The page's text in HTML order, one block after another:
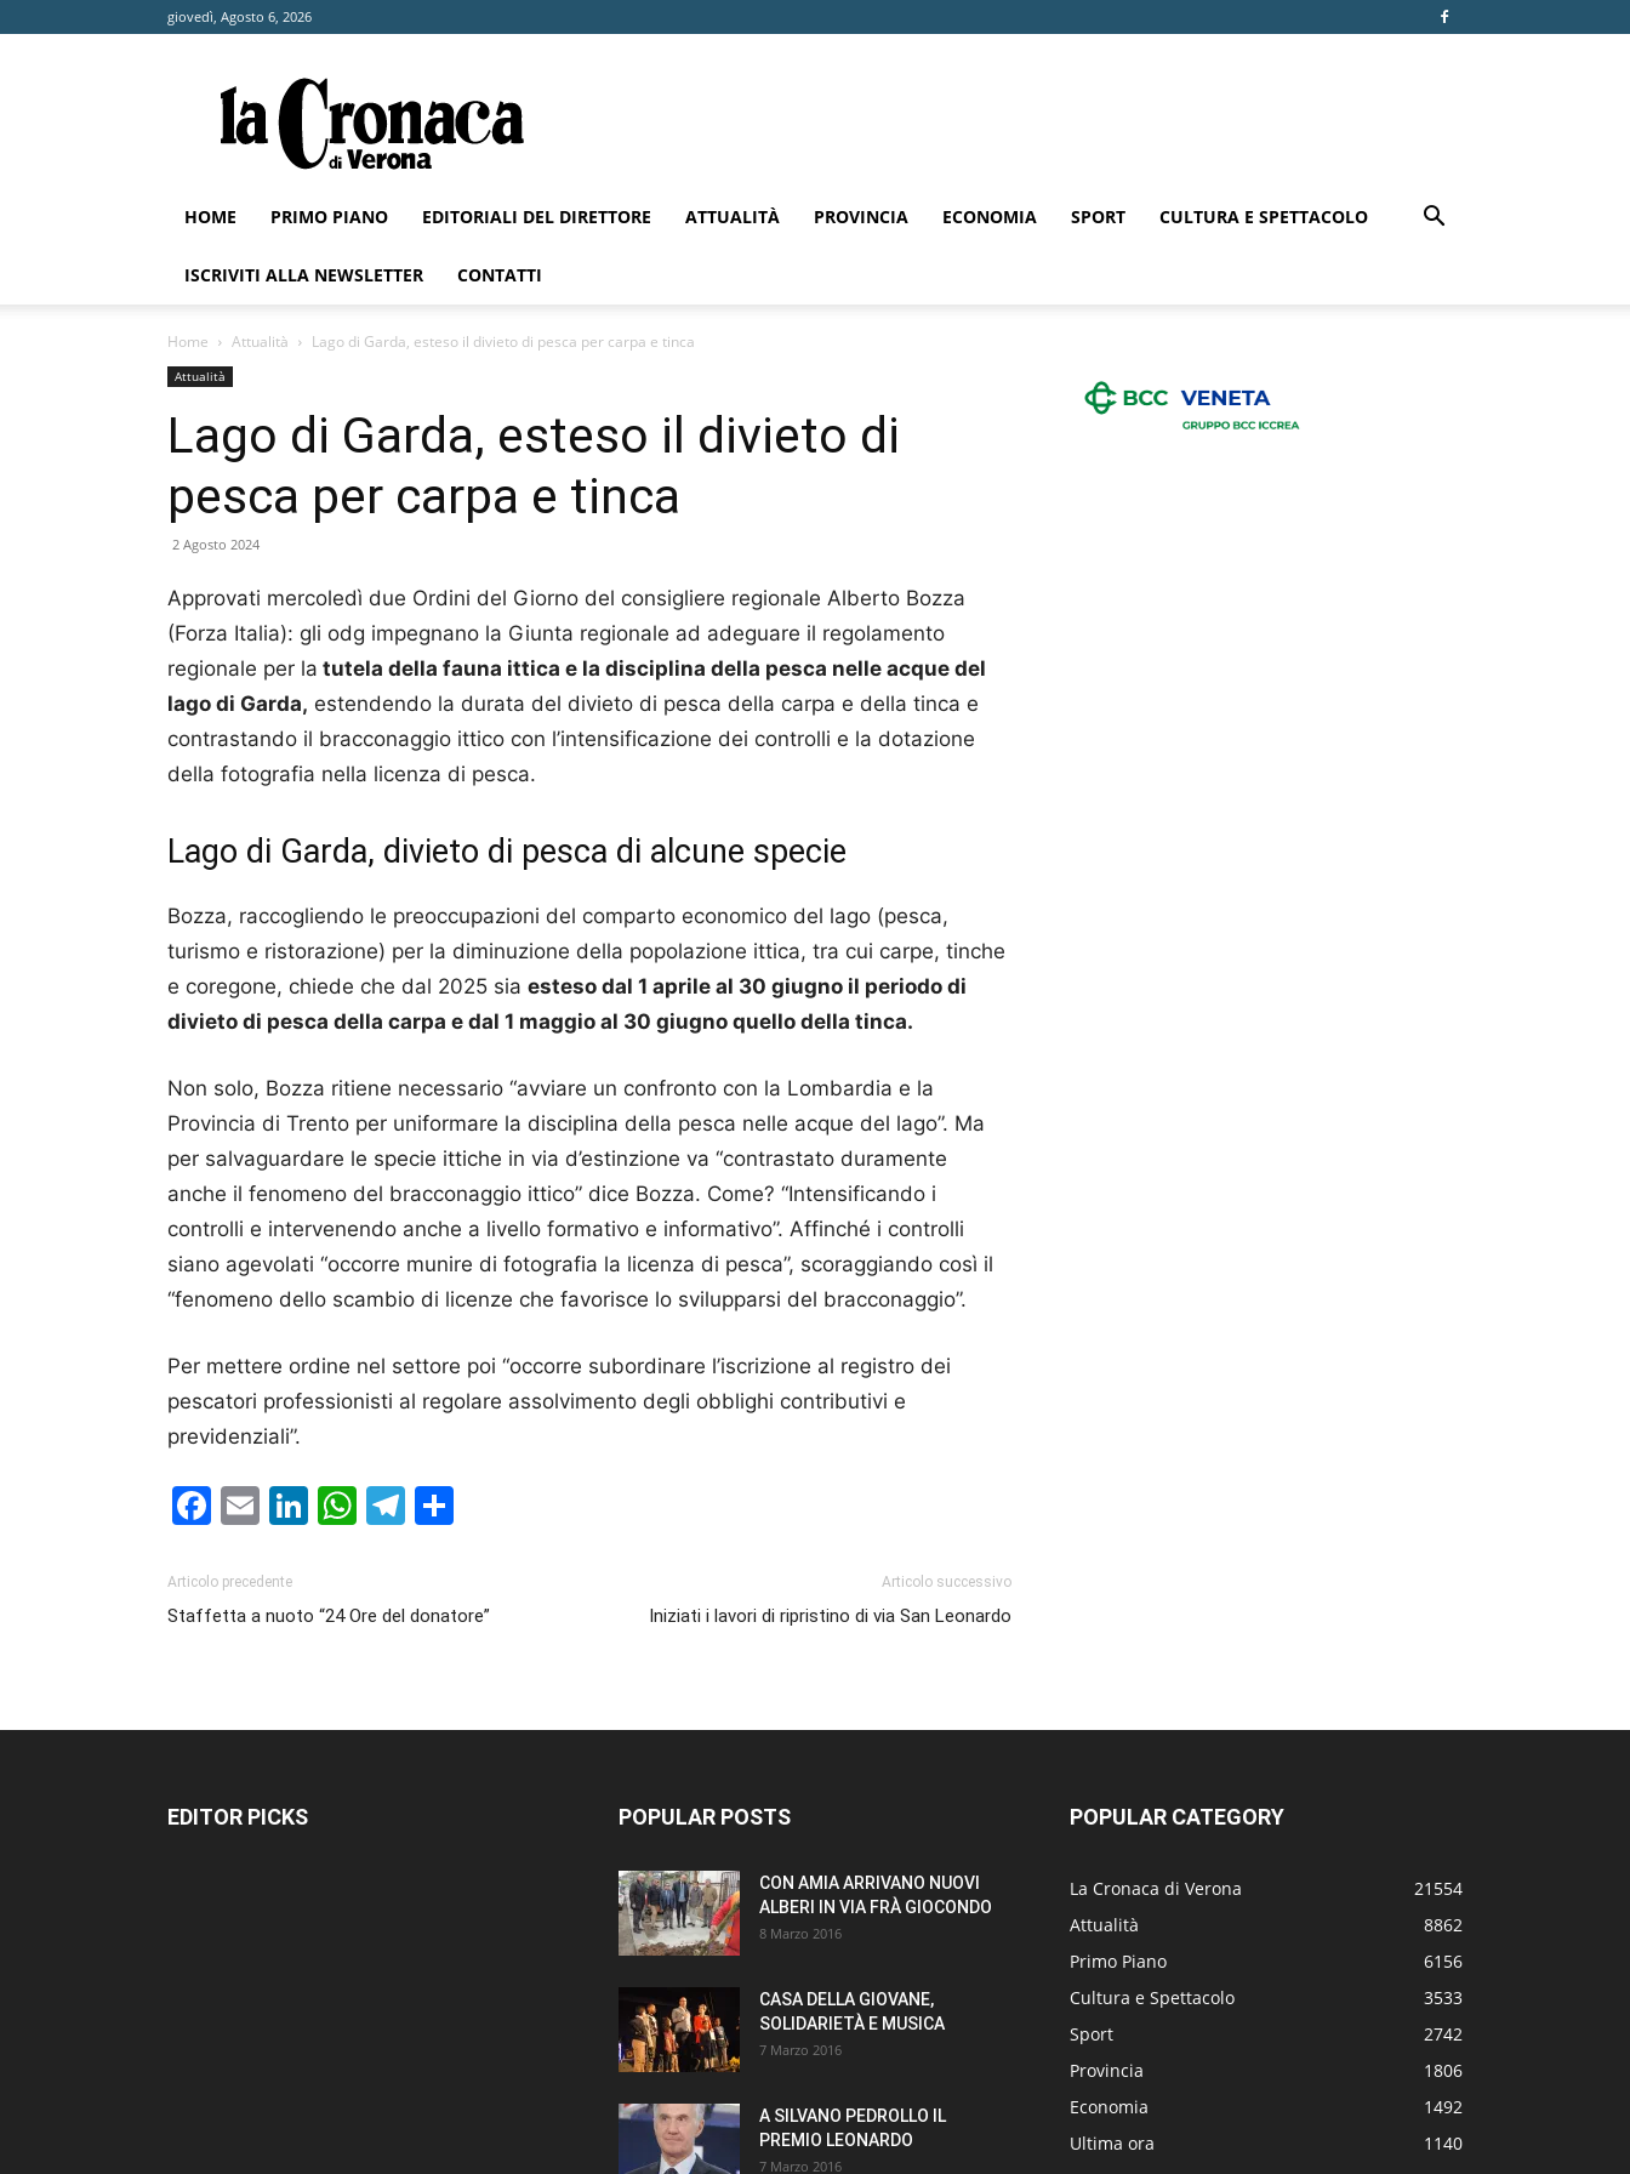
giovedì, Agosto 6, 2026
Cronaca
di
Verona
HOME PRIMO PIANO EDITORIALI DEL DIRETTORE ATTUALITÀ PROVINCIA ECONOMIA SPORT CULTURA E SPETTACOLO
ISCRIVITI ALLA NEWSLETTER CONTATTI
Home Attualità Lago di Garda, esteso il divieto di pesca per carpa e tinca
Attualità
Lago di Garda, esteso il divieto di
pesca per carpa e tinca
2 Agosto 2024
Approvati mercoledì due Ordini del Giorno del consigliere regionale Alberto Bozza
(Forza Italia): gli odg impegnano la Giunta regionale ad adeguare il regolamento
regionale per la tutela della fauna ittica e la disciplina della pesca nelle acque del
lago di Garda, estendendo la durata del divieto di pesca della carpa e della tinca e
contrastando il bracconaggio ittico con l’intensificazione dei controlli e la dotazione
della fotografia nella licenza di pesca.
Lago di Garda, divieto di pesca di alcune specie
Bozza, raccogliendo le preoccupazioni del comparto economico del lago (pesca,
turismo e ristorazione) per la diminuzione della popolazione ittica, tra cui carpe, tinche
e coregone, chiede che dal 2025 sia esteso dal 1 aprile al 30 giugno il periodo di
divieto di pesca della carpa e dal 1 maggio al 30 giugno quello della tinca.
Non solo, Bozza ritiene necessario “avviare un confronto con la Lombardia e la
Provincia di Trento per uniformare la disciplina della pesca nelle acque del lago”. Ma
per salvaguardare le specie ittiche in via d’estinzione va “contrastato duramente
anche il fenomeno del bracconaggio ittico” dice Bozza. Come? “Intensificando i
controlli e intervenendo anche a livello formativo e informativo”. Affinché i controlli
siano agevolati “occorre munire di fotografia la licenza di pesca”, scoraggiando così il
“fenomeno dello scambio di licenze che favorisce lo svilupparsi del bracconaggio”.
Per mettere ordine nel settore poi “occorre subordinare l’iscrizione al registro dei
pescatori professionisti al regolare assolvimento degli obblighi contributivi e
previdenziali”.
Facebook
EmailLinkedIn
WhatsApp
Telegram
Articolo precedente
Staffetta a nuoto “24 Ore del donatore”
Articolo successivo
Iniziati i lavori di ripristino di via San Leonardo
EDITOR PICKS POPULAR POSTS
CON AMIA ARRIVANO NUOVI
ALBERI IN VIA FRÀ GIOCONDO
8 Marzo 2016
CASA DELLA GIOVANE,
SOLIDARIETÀ E MUSICA
7 Marzo 2016
A SILVANO PEDROLLO IL
PREMIO LEONARDO
7 Marzo 2016
POPULAR CATEGORY
La Cronaca di Verona
21554
Attualità
8862
Primo Piano
6156
Cultura e Spettacolo
3533
Sport
2742
Provincia
1806
Economia
1492
Ultima ora
1140